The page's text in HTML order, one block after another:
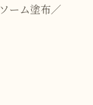
ーム塗布／